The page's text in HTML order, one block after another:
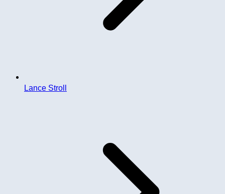
Lance Stroll